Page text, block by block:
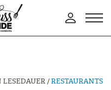
Anmelden
LESEDAUER /RESTAURANTS